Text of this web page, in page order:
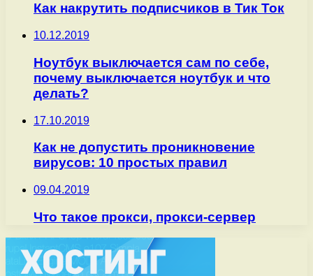
Как накрутить подписчиков в Тик Ток
10.12.2019
Ноутбук выключается сам по себе,
почему выключается ноутбук и что
делать?
17.10.2019
Как не допустить проникновение
вирусов: 10 простых правил
09.04.2019
Что такое прокси, прокси-сервер